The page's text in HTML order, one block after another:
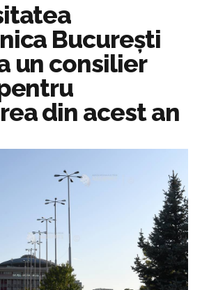
București
un consilier
din acest an